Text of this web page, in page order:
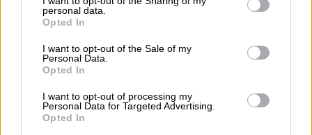
personal data.
Opted In
I want to opt-out of the Sale of my
Personal Data.
Opted In
I want to opt-out of processing my
Personal Data for Targeted Advertising.
Opted In